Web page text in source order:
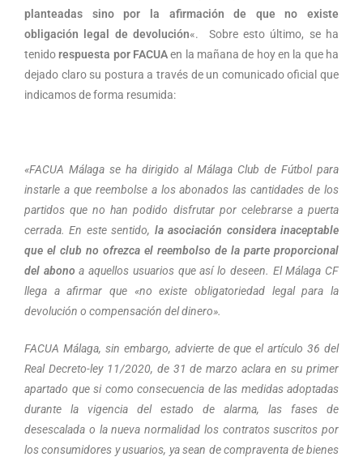
planteadas sino por la afirmación de que no existe
obligación legal de devolución«. Sobre esto último, se ha
tenidorespuesta por FACUAen la mañana de hoy en la que ha
dejado claro su postura a través de un comunicado oficial que
indicamos de forma resumida:
«FACUA Málaga se ha dirigido al Málaga Club de Fútbol para
instarle a que reembolse a los abonados las cantidades de los
partidos que no han podido disfrutar por celebrarse a puerta
cerrada. En este sentido, la asociación considera inaceptable
que el club no ofrezca el reembolso de la parte proporcional
del abono a aquellos usuarios que así lo deseen. El Málaga CF
llega a afirmar que «no existe obligatoriedad legal para la
devolución o compensación del dinero».
FACUA Málaga, sin embargo, advierte de que el artículo 36 del
Real Decreto-ley 11/2020, de 31 de marzo aclara en su primer
apartado que si como consecuencia de las medidas adoptadas
durante la vigencia del estado de alarma, las fases de
desescalada o la nueva normalidad los contratos suscritos por
los consumidores y usuarios, ya sean de compraventa de bienes